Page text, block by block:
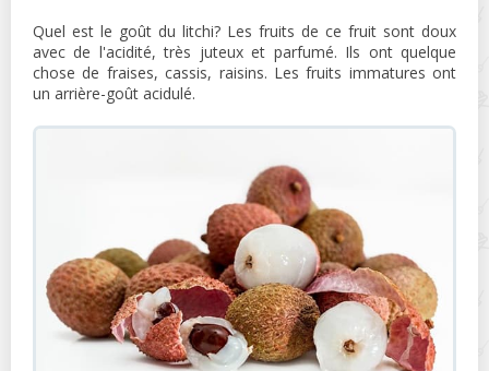
Quel est le goût du litchi? Les fruits de ce fruit sont doux
avec de l'acidité, très juteux et parfumé. Ils ont quelque
chose de fraises, cassis, raisins. Les fruits immatures ont
un arrière-goût acidulé.